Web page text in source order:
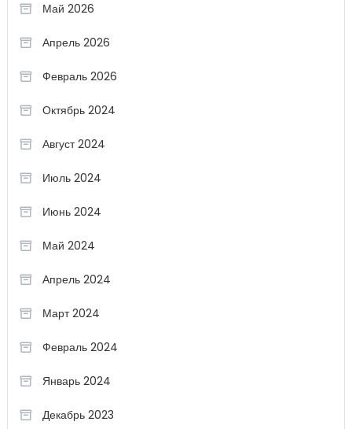
Май 2026
Апрель 2026
Февраль 2026
Октябрь 2024
Август 2024
Июль 2024
Июнь 2024
Май 2024
Апрель 2024
Март 2024
Февраль 2024
Январь 2024
Декабрь 2023